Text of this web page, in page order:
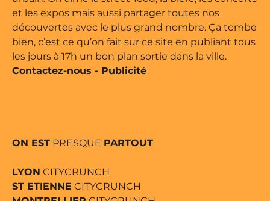
et les expos mais aussi partager toutes nos
découvertes avec le plus grand nombre. Ça tombe
bien, c’est ce qu’on fait sur ce site en publiant tous
les jours à 17h un bon plan sortie dans la ville.
Contactez-nous - Publicité
ON EST PRESQUE PARTOUT
LYON CITYCRUNCH
ST ETIENNE CITYCRUNCH